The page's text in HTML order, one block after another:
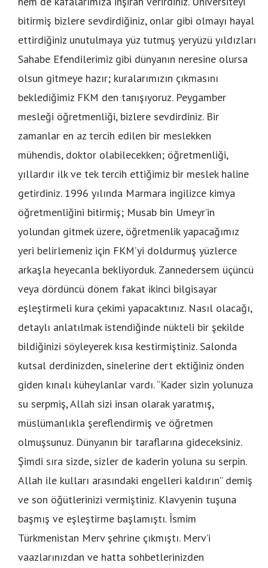
bitirmiş bizlere sevdirdiğiniz, onlar gibi olmayı hayal
ettirdiğiniz unutulmaya yüz tutmuş yeryüzü yıldızları
Sahabe Efendilerimiz gibi dünyanın neresine olursa
olsun gitmeye hazır; kuralarımızın çıkmasını
beklediğimiz FKM den tanışıyoruz. Peygamber
mesleği öğretmenliği, bizlere sevdirdiniz. Bir
zamanlar en az tercih edilen bir meslekken
mühendis, doktor olabilecekken; öğretmenliği,
yıllardır ilk ve tek tercih ettiğimiz bir meslek haline
getirdiniz. 1996 yılında Marmara ingilizce kimya
öğretmenliğini bitirmiş; Musab bin Umeyr’in
yolundan gitmek üzere, öğretmenlik yapacağımız
yeri belirlemeniz için FKM’yi doldurmuş yüzlerce
arkaşla heyecanla bekliyorduk. Zannedersem üçüncü
veya dördüncü dönem fakat ikinci bilgisayar
eşleştirmeli kura çekimi yapacaktınız. Nasıl olacağı,
detaylı anlatılmak istendiğinde nükteli bir şekilde
bildiğinizi söyleyerek kısa kestirmiştiniz. Salonda
kutsal derdinizden, sinelerine dert ektiğiniz önden
giden kınalı küheylanlar vardı. “Kader sizin yolunuza
su serpmiş, Allah sizi insan olarak yaratmış,
müslümanlıkla şereflendirmiş ve öğretmen
olmuşsunuz. Dünyanın bir taraflarına gideceksiniz.
Şimdi sıra sizde, sizler de kaderin yoluna su serpin.
Allah ile kulları arasındaki engelleri kaldırın” demiş
ve son öğütlerinizi vermiştiniz. Klavyenin tuşuna
başmış ve eşleştirme başlamıştı. İsmim
Türkmenistan Merv şehrine çıkmıştı. Merv’i
vaazlarınızdan ve hatta sohbetlerinizden